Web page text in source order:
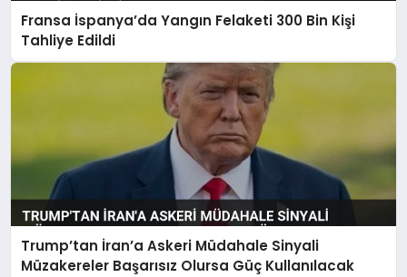
Fransa İspanya’da Yangın Felaketi 300 Bin Kişi
Tahliye Edildi
Trump’tan İran’a Askeri Müdahale Sinyali
Müzakereler Başarısız Olursa Güç Kullanılacak